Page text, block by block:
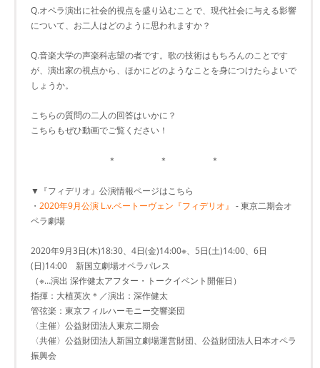
Q.オペラ演出に社会的視点を盛り込むことで、現代社会に与える影響
について、お二人はどのように思われますか？
Q.音楽大学の声楽科志望の者です。歌の技術はもちろんのことです
が、演出家の視点から、ほかにどのようなことを身につけたらよいで
しょうか。
こちらの質問の二人の回答はいかに？
こちらもぜひ動画でご覧ください！
＊ ＊ ＊
▼『フィデリオ』公演情報ページはこちら
・ 2020年9月公演 L.v.ベートーヴェン『フィデリオ』 - 東京二期会オ
ペラ劇場
2020年9月3日(木)18:30、4日(金)14:00※、5日(土)14:00、6日
(日)14:00 新国立劇場オペラパレス
（※…演出 深作健太アフター・トークイベント開催日）
指揮：大植英次＊／演出：深作健太
管弦楽：東京フィルハーモニー交響楽団
〈主催〉公益財団法人東京二期会
〈共催〉公益財団法人新国立劇場運営財団、公益財団法人日本オペラ
振興会